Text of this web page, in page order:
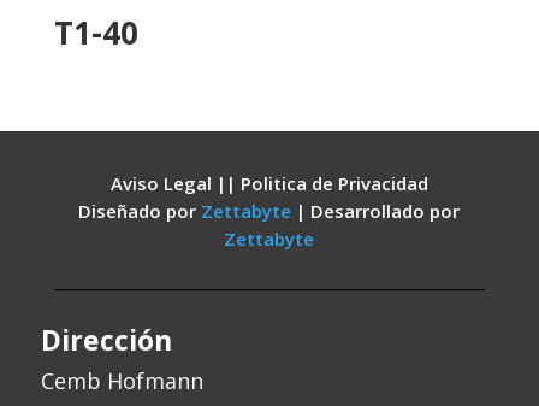
T1-40
Aviso Legal || Politica de Privacidad
Diseñado por Zettabyte | Desarrollado por
Zettabyte
Dirección
Cemb Hofmann